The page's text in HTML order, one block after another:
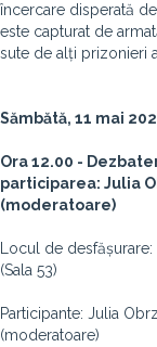
încercare disperată
este capturat de
sute de alți prizonieri
Sămbătă, 11 mai
Ora 12.00 -
participarea: Julia
(moderatoare)
Locul de
(Sala 53)
Participante: Julia
(moderatoare)